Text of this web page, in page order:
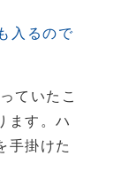
入るので
ていたこ
ます。ハ
手掛けた